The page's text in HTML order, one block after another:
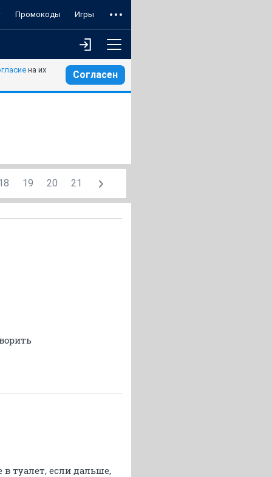
Промокоды Игры
на их
Согласен
19 20 21
туалет, если дальше,